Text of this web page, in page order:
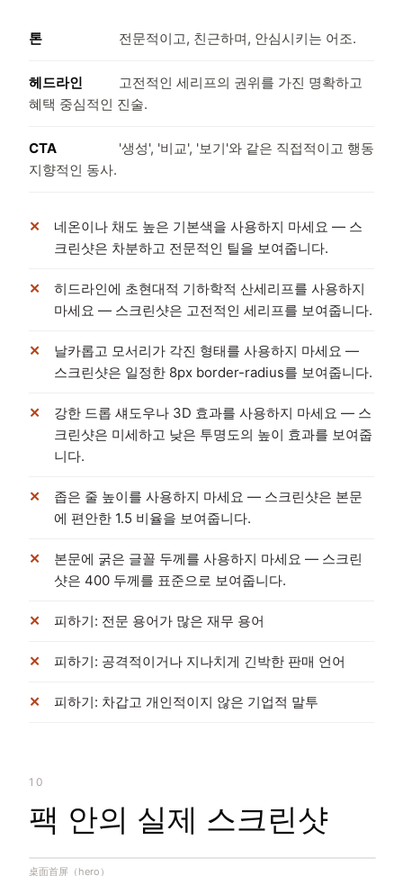
톤 전문적이고, 친근하며, 안심시키는 어조.
헤드라인
고전적인 세리프의 권위를 가진 명확하고
혜택 중심적인 진술.
CTA
'생성', '비교', '보기'와 같은 직접적이고 행동
지향적인 동사.
네온이나 채도 높은 기본색을 사용하지 마세요 — 스
크린샷은 차분하고 전문적인 틸을 보여줍니다.
히드라인에 초현대적 기하학적 산세리프를 사용하지
마세요 — 스크린샷은 고전적인 세리프를 보여줍니다.
날카롭고 모서리가 각진 형태를 사용하지 마세요 —
스크린샷은 일정한 8px border-radius를 보여줍니다.
강한 드롭 섀도우나 3D 효과를 사용하지 마세요 — 스
크린샷은 미세하고 낮은 투명도의 높이 효과를 보여줍
니다.
좁은 줄 높이를 사용하지 마세요 — 스크린샷은 본문
에 편안한 1.5 비율을 보여줍니다.
본문에 굵은 글꼴 두께를 사용하지 마세요 — 스크린
샷은 400 두께를 표준으로 보여줍니다.
피하기: 전문 용어가 많은 재무 용어
피하기: 공격적이거나 지나치게 긴박한 판매 언어
피하기: 차갑고 개인적이지 않은 기업적 말투
10
팩 안의 실제 스크린샷
桌面首屏（hero）